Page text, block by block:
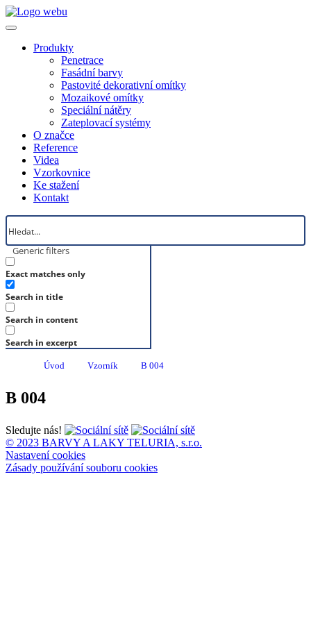
Produkty
Penetrace
Fasádní barvy
Pastovité dekorativní omítky
Mozaikové omítky
Speciální nátěry
Zateplovací systémy
O značce
Reference
Videa
Vzorkovnice
Ke stažení
Kontakt
Generic filters
Exact matches only
Search in title
Search in content
Search in excerpt
Úvod Vzorník B 004
B 004
Sledujte nás!
© 2023 BARVY A LAKY TELURIA, s.r.o.
Nastavení cookies
Zásady používání souboru cookies